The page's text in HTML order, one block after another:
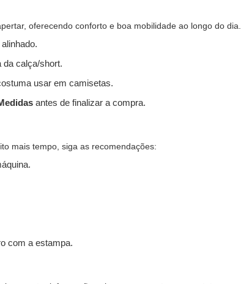
oferecendo conforto e boa mobilidade ao longo do dia.
da calça/short.
usar em camisetas.
antes de finalizar a compra.
mais tempo, siga as recomendações:
com a estampa.